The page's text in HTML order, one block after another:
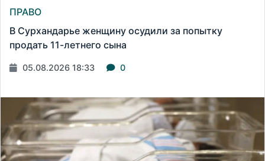
ПРАВО
В Сурхандарье женщину осудили за попытку
продать 11-летнего сына
05.08.2026 18:33 0